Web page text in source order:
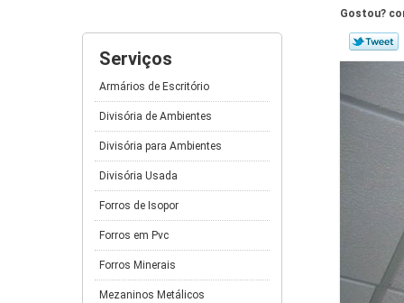
Serviços
Armários de Escritório
Divisória de Ambientes
Divisória para Ambientes
Divisória Usada
Forros de Isopor
Forros em Pvc
Forros Minerais
Mezaninos Metálicos
Gostou?